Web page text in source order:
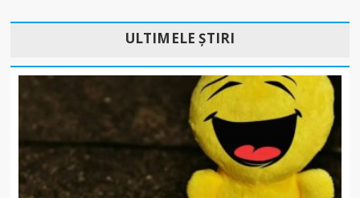
ULTIMELE ȘTIRI